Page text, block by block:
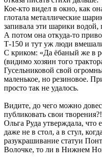
Кое-кто видел в окно, как
глотала металлические
запивала эти шарики
А потом она откуда-то
Т-150 и тут уж люди
С криком: «Да ёбаный же в
(видимо хозяин того
Гусельниковой свой
маленькое, но резиновое.
просто так не удалось.
Видите, до чего можно
публиковать свои
Ольга Руда утверждала, что
даже не в стол, а в стул,
разукрашивание статуи
Волочке, то ли в Нижнем